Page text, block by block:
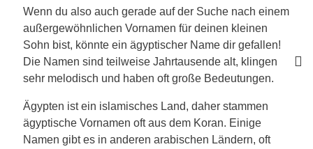
Wenn du also auch gerade auf der Suche nach einem
außergewöhnlichen Vornamen für deinen kleinen
Sohn bist, könnte ein ägyptischer Name dir gefallen!
Die Namen sind teilweise Jahrtausende alt, klingen
sehr melodisch und haben oft große Bedeutungen.
Ägypten ist ein islamisches Land, daher stammen
ägyptische Vornamen oft aus dem Koran. Einige
Namen gibt es in anderen arabischen Ländern, oft